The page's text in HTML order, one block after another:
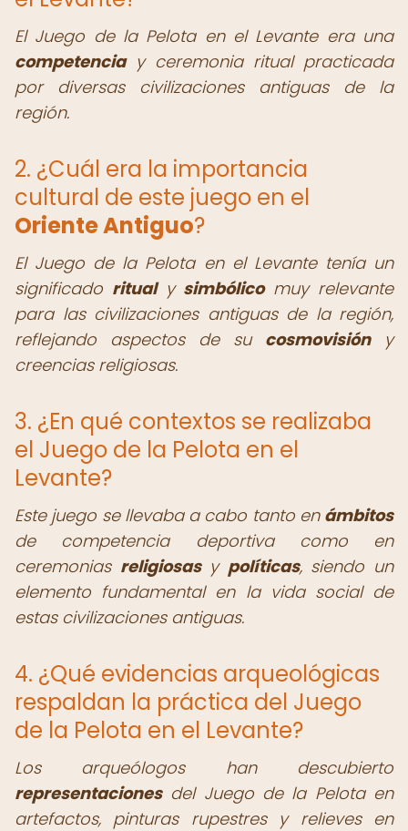
El Juego de la Pelota en el Levante era una
competenciay ceremonia ritual practicada
por diversas civilizaciones antiguas de la
región.
2. ¿Cuál era la importancia
cultural de este juego en el
Oriente Antiguo?
El Juego de la Pelota en el Levante tenía un
significado ritualy simbólicomuy relevante
para las civilizaciones antiguas de la región,
reflejando aspectos de su cosmovisióny
creencias religiosas.
3. ¿En qué contextos se realizaba
el Juego de la Pelota en el
Levante?
Este juego se llevaba a cabo tanto en ámbitos
de competencia deportiva como en
ceremonias religiosasy políticas, siendo un
elemento fundamental en la vida social de
estas civilizaciones antiguas.
4. ¿Qué evidencias arqueológicas
respaldan la práctica del Juego
de la Pelota en el Levante?
Los arqueólogos han descubierto
representacionesdel Juego de la Pelota en
artefactos, pinturas rupestres y relieves en